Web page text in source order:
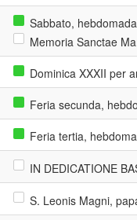
Sabbato,
Memoria Sanctae
Dominica XXXII per
Feria secunda,
Feria tertia,
IN DEDICATIONE
S. Leonis Magni,